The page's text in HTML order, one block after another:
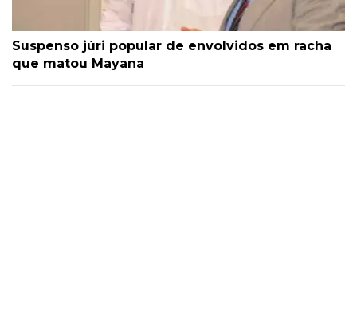
Suspenso júri popular de envolvidos em racha
que matou Mayana